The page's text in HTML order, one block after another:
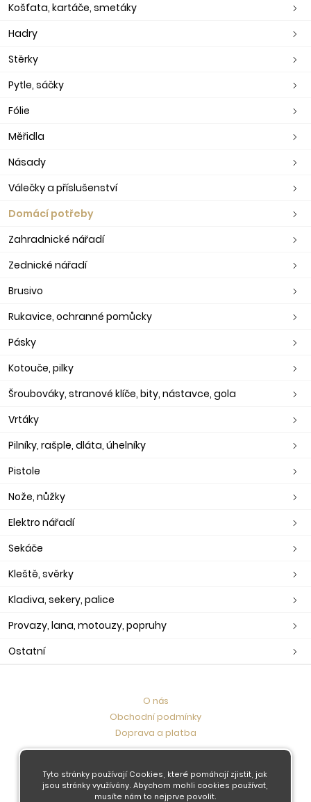
Košťata, kartáče, smetáky
Hadry
Stěrky
Pytle, sáčky
Fólie
Měřidla
Násady
Válečky a příslušenství
Domácí potřeby
Zahradnické nářadí
Zednické nářadí
Brusivo
Rukavice, ochranné pomůcky
Pásky
Kotouče, pilky
Šroubováky, stranové klíče, bity, nástavce, gola
Vrtáky
Pilníky, rašple, dláta, úhelníky
Pistole
Nože, nůžky
Elektro nářadí
Sekáče
Kleště, svěrky
Kladiva, sekery, palice
Provazy, lana, motouzy, popruhy
Ostatní
O nás
Obchodní podmínky
Doprava a platba
Kontaktujte nás
Tyto stránky používají Cookies, které pomáhají zjistit, jak
jsou stránky využívány. Abychom mohli cookies používat,
musíte nám to nejprve povolit.